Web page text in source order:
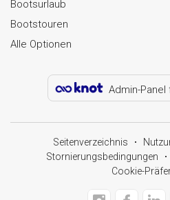
Bootsurlaub
Bootstouren
Alle Optionen
Admin-
Seitenverzeichnis
Stornierungsbedingungen
Cookie-